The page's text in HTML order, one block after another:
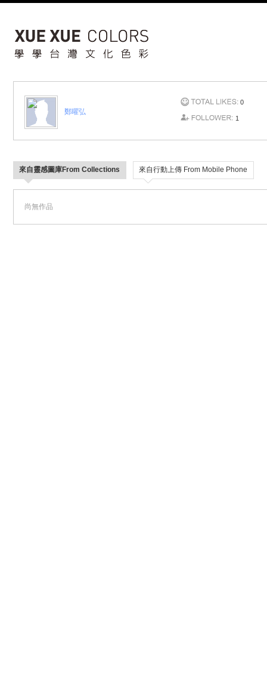
鄭曜弘
0
1
來自靈感圖庫From Collections 來自行動上傳 From Mobile Phone
尚無作品